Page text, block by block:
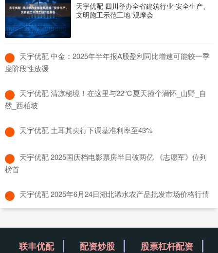
天宇优配 四川举办全省建筑行业“安全生产、
文明施工示范工地”观摩会
​天宇优配 中金：2025年半年报A股盈利同比增速可能较一季
度阶段性放缓
​天宇优配 清凉秘境！在这里与22℃夏天撞个满怀_山野_自
然_西柏坡
​天宇优配 土耳其央行下调基准利率至43%
​天宇优配 2025国庆档电影票房半日破两亿 《志愿军》位列
榜首
​天宇优配 2025年6月24日湖北浠水农产品批发市场价格行情
联丰优配 配资炒股 股票杠杆配资